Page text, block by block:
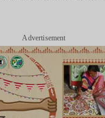
Advertisement